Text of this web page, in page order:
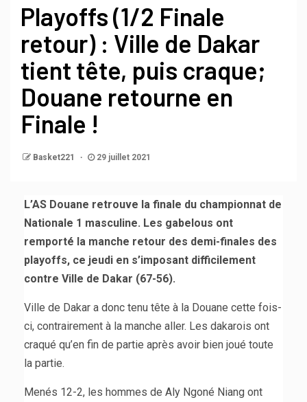
Playoffs (1/2 Finale
retour) : Ville de Dakar
tient tête, puis craque;
Douane retourne en
Finale !
Basket221 29 juillet 2021
L’AS Douane retrouve la finale du championnat de
Nationale 1 masculine. Les gabelous ont
remporté la manche retour des demi-finales des
playoffs, ce jeudi en s’imposant difficilement
contre Ville de Dakar (67-56).
Ville de Dakar a donc tenu tête à la Douane cette fois-
ci, contrairement à la manche aller. Les dakarois ont
craqué qu’en fin de partie après avoir bien joué toute
la partie.
Menés 12-2, les hommes de Aly Ngoné Niang ont